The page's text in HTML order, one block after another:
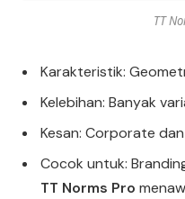
TT
Karakteristik:
Kelebihan: Banyak
Kesan: Corporate
Cocok untuk:
TT Norms Pro